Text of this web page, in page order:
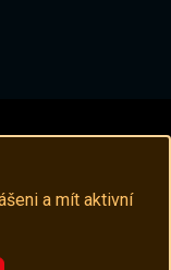
a mít aktivní